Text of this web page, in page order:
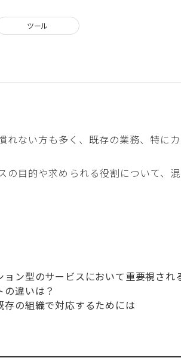
ツール
れない方も多く、既存の業務、特に
の目的や求められる役割について、
ン型のサービスにおいて重要視され
違いは？
の組織で対応するためには